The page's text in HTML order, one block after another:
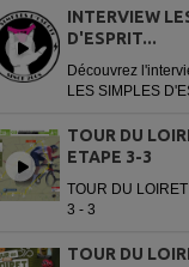
INTERVIEW
D'ESPRIT...
Découvrez
LES SIMPLES
13 juin 2026 à la
Festi'Alliance.
TOUR DU
ETAPE 3-3
TOUR DU
3 - 3
TOUR DU